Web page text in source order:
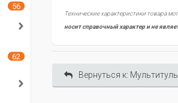
Технические характеристики товара
носит справочный характер и не
Вернуться к: Мультитулы
56
62